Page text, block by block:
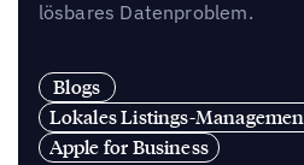
lösbares Datenproblem.
Blogs
Lokales Listings-
Apple for Business